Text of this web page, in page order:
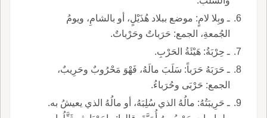
ـ وبِلا لامٍ: موضع ببلاد هُذَيْلٍ، أو بالشامِ، ويومُ
الجُمعةِ، الجمع: حَرَباتٌ وحَرْباتٌ.
ـ حِرْبَةُ: هَيْئَةُ الحَرْبِ.
ـ حَرَبَهُ حَرَباً: سَلَبَ مالَهُ، فَهْوَ مَحْرُوبٌ وحَرِيبٌ،
الجمع: حَرْبَى وحُرَباءُ.
ـ حَرِيبَتُهُ: مالُهُ الذي سُلِبَهُ، أو مالُهُ الذي يعيشُ به.